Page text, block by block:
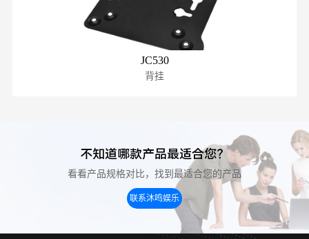
JC530
背挂
不知道哪款产品最适合您？
看看产品规格对比，找到最适合您的产品
联系沐鸣娱乐